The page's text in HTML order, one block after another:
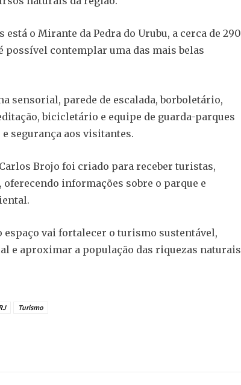
o Mirante da Pedra do Urubu, a cerca de 290
possível contemplar uma das mais belas
sensorial, parede de escalada, borboletário,
bicicletário e equipe de guarda-parques
segurança aos visitantes.
Brojo foi criado para receber turistas,
oferecendo informações sobre o parque e
espaço vai fortalecer o turismo sustentável,
e aproximar a população das riquezas naturais
Turismo